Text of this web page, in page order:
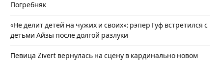
Погребняк
«Не делит детей на чужих и своих»: рэпер Гуф встретился с
детьми Айзы после долгой разлуки
Певица Zivert вернулась на сцену в кардинально новом